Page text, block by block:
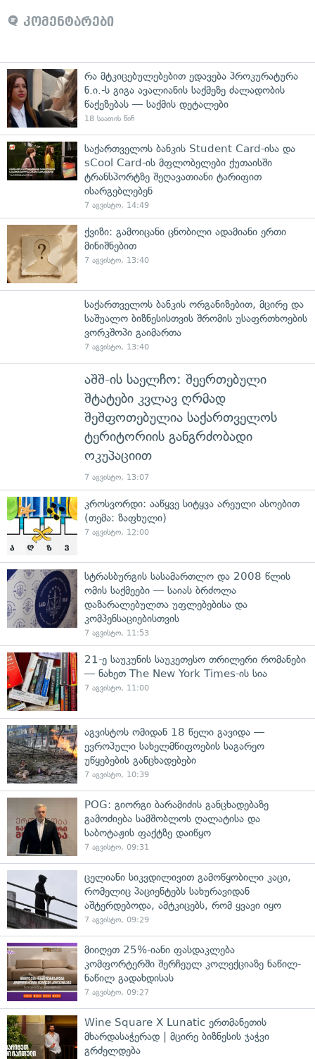
კომენტარები
რა მტკიცებულებებით ედავება პროკურატურა
ნ.ი.-ს გიგა ავალიანის საქმეზე ძალადობის
წაქეზებას — საქმის დეტალები
18 საათის წინ
საქართველოს ბანკის Student Card-ისა და
sCool Card-ის მფლობელები ქუთაისში
ტრანსპორტზე შეღავათიანი ტარიფით
ისარგებლებენ
7 აგვისტო, 14:49
ქვიზი: გამოიცანი ცნობილი ადამიანი ერთი
მინიშნებით
7 აგვისტო, 13:40
საქართველოს ბანკის ორგანიზებით, მცირე და
საშუალო ბიზნესისთვის შრომის უსაფრთხოების
ვორკშოპი გაიმართა
7 აგვისტო, 13:40
აშშ-ის საელჩო: შეერთებული
შტატები კვლავ ღრმად
შეშფოთებულია საქართველოს
ტერიტორიის განგრძობადი
ოკუპაციით
7 აგვისტო, 13:07
კროსვორდი: ააწყვე სიტყვა არეული ასოებით
(თემა: ზაფხული)
7 აგვისტო, 12:00
სტრასბურგის სასამართლო და 2008 წლის
ომის საქმეები — საიას ბრძოლა
დაზარალებულთა უფლებებისა და
კომპენსაციებისთვის
7 აგვისტო, 11:53
21-ე საუკუნის საუკეთესო თრილერი რომანები
— ნახეთ The New York Times-ის სია
7 აგვისტო, 11:00
აგვისტოს ომიდან 18 წელი გავიდა —
ევროპული სახელმწიფოების საგარეო
უწყებების განცხადებები
7 აგვისტო, 10:39
POG: გიორგი ბარამიძის განცხადებაზე
გამოძიება სამშობლოს ღალატისა და
საბოტაჟის ფაქტზე დაიწყო
7 აგვისტო, 09:31
ცელიანი სიკვდილივით გამოწყობილი კაცი,
რომელიც პაციენტებს სახურავიდან
აშტერდებოდა, ამტკიცებს, რომ ყვავი იყო
7 აგვისტო, 09:29
მიიღეთ 25%-იანი ფასდაკლება
კომფორტერში შერჩეულ კოლექციაზე ნაწილ-
ნაწილ გადახდისას
7 აგვისტო, 09:27
Wine Square X Lunatic ერთმანეთის
მხარდასაჭერად | მცირე ბიზნესის ჯაჭვი
გრძელდება